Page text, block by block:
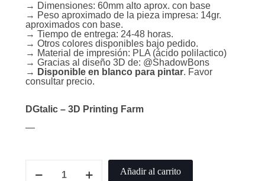
→ Dimensiones: 60mm alto aprox. con base
→ Peso aproximado de la pieza impresa: 14gr.
aproximados con base.
→ Tiempo de entrega: 24-48 horas.
→ Otros colores disponibles bajo pedido.
→ Material de impresión: PLA (ácido polilactico)
→ Gracias al diseño 3D de: @ShadowBons
→ Disponible en blanco para pintar. Favor
consultar precio.
DGtalic – 3D Printing Farm
—
con
Añadir al carrito